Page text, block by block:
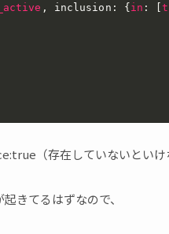
, inclusion : { in : [
（存在していないといけ
きてるはずなので、